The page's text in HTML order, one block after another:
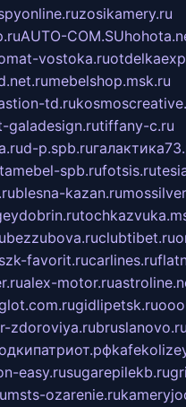
zosikamery.ru
AUTO-COM.SU
vostoka.ru
mebelshop.msk.ru
td.ru
galadesign.rutiffany-c.ru
d-p.spb.ru
spb.rufotsis.ru
blesna-kazan.ru
bezzubova.ruclubtibet.ru
szk-favorit.rucarlines.ru
alex-motor.ru
gidlipetsk.ru
zdoroviya.rubruslanovo.ru
easy.rusugarepilekb.ru
msts-ozarenie.ru